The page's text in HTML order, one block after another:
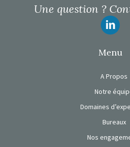
Une question ?
Menu
A Propos
Notre
Domaines
Bureaux
Nos